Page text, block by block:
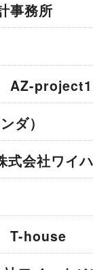
事務所
AZ-project1
ダ）
式会社ワイ
T-house